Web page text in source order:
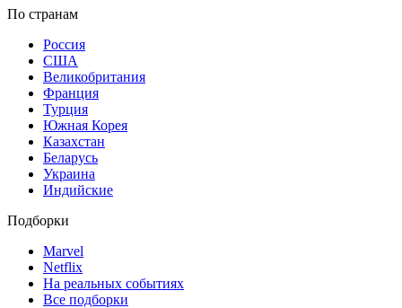
По странам
Россия
США
Великобритания
Франция
Турция
Южная Корея
Казахстан
Беларусь
Украина
Индийские
Подборки
Marvel
Netflix
На реальных событиях
Все подборки